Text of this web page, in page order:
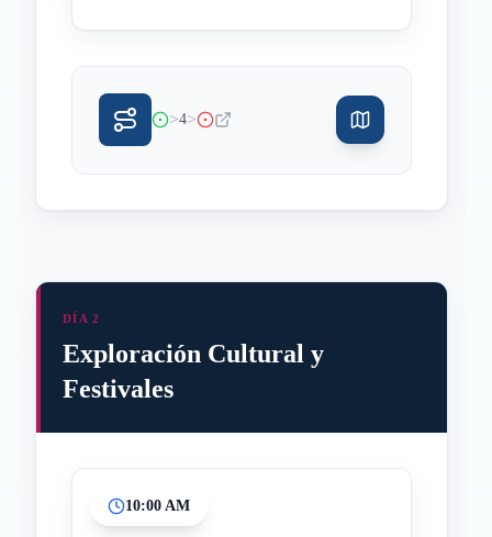
>4>
DÍA 2
Exploración Cultural y
Festivales
10:00 AM